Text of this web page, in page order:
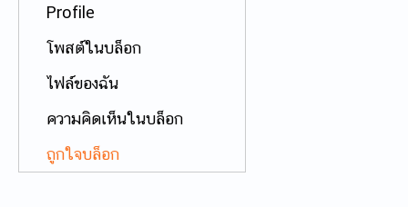
Profile
โพสต์ในบล็อก
ไฟล์ของฉัน
ความคิดเห็นในบล็อก
ถูกใจบล็อก